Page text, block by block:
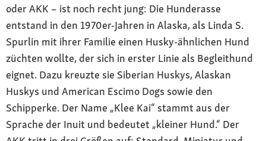
oder AKK – ist noch recht jung: Die Hunderasse
entstand in den 1970er-Jahren in Alaska, als Linda S.
Spurlin mit ihrer Familie einen Husky-ähnlichen Hund
züchten wollte, der sich in erster Linie als Begleithund
eignet. Dazu kreuzte sie Siberian Huskys, Alaskan
Huskys und American Escimo Dogs sowie den
Schipperke. Der Name „Klee Kai“ stammt aus der
Sprache der Inuit und bedeutet „kleiner Hund.“ Der